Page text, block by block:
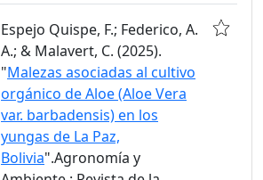
Espejo Quispe, F.; Federico, A.
A.; & Malavert, C. (2025).
"Malezas asociadas al cultivo
orgánico de Aloe (Aloe Vera
var. barbadensis) en los
yungas de La Paz,
Bolivia".Agronomía y